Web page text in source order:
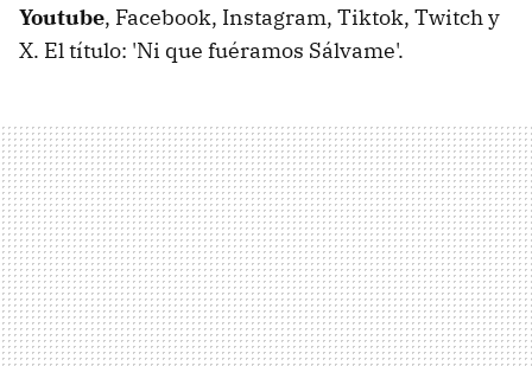
Youtube, Facebook, Instagram, Tiktok, Twitch y
X. El título: 'Ni que fuéramos Sálvame'.